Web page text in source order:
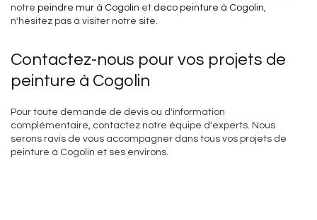
notre peindre mur à Cogolin et deco peinture à Cogolin
n'hésitez pas à visiter notre site.
Contactez-nous pour vos projets de
peinture à Cogolin
Pour toute demande de devis ou d'information
complémentaire, contactez notre équipe d'experts. Nous
serons ravis de vous accompagner dans tous vos projets de
peinture à Cogolin et ses environs.